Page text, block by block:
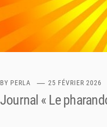
BY PERLA 25 FÉVRIER 2026
Journal « Le